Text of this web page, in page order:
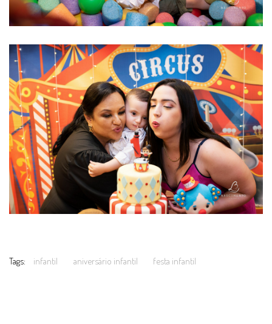
Tags: infantil aniversário infantil festa infantil